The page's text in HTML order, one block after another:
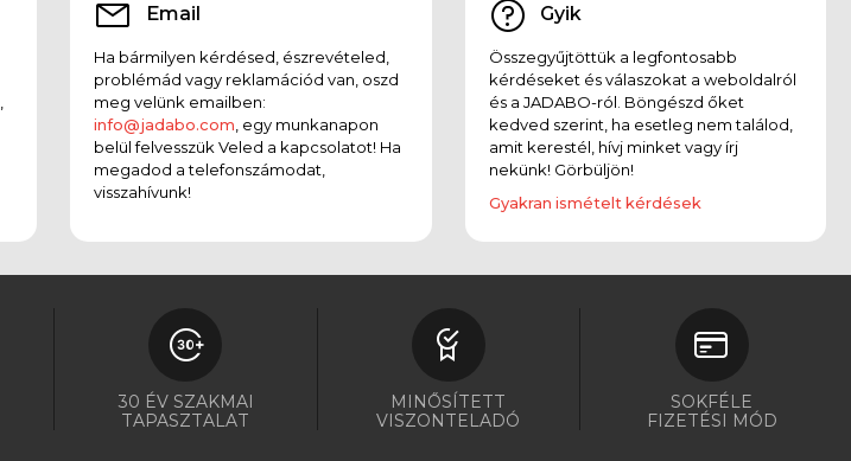
Email
Ha bármilyen kérdésed, észrevételed,
problémád vagy reklamációd van, oszd
meg velünk emailben:
info@jadabo.com , egy munkanapon
belül felvesszük Veled a kapcsolatot! Ha
megadod a telefonszámodat,
visszahívunk!
Gyik
Összegyűjtöttük a legfontosabb
kérdéseket és válaszokat a weboldalról
és a JADABO-ról. Böngészd őket
kedved szerint, ha esetleg nem találod,
amit kerestél, hívj minket vagy írj
nekünk! Görbüljön!
Gyakran ismételt kérdések
30 ÉV SZAKMAI
TAPASZTALAT
MINŐSÍTETT
VISZONTELADÓ
SOKFÉLE
FIZETÉSI MÓD